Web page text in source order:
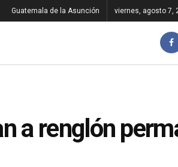
Guatemala de la Asunción viernes, agosto 7,
a renglón